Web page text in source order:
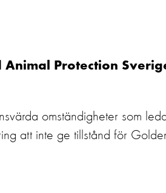
Protection
omständigheter som
att inte ge tillstånd för